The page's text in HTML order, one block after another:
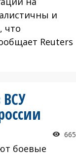
и
что
Reuters
665
боевые